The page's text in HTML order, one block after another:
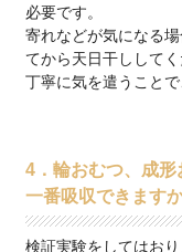
必要です。
寄れなどが気になる
てから天日干ししてく
丁寧に気を遣うこと
4．輪おむつ、成
一番吸収できます
検証実験をしてはお